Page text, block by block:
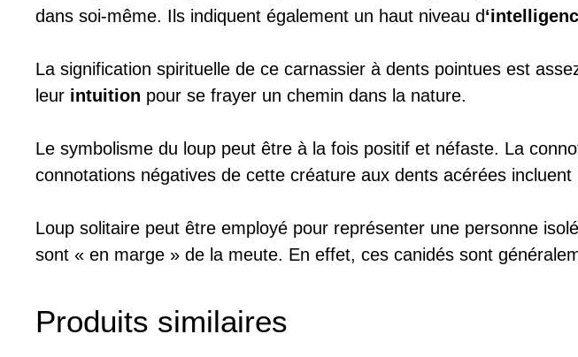
dans soi-même. Ils indiquent également un haut niveau d
La signification spirituelle de ce carnassier à dents pointues est
leur intuition pour se frayer un chemin dans la nature.
Le symbolisme du loup peut être à la fois positif et néfaste. La
connotations négatives de cette créature aux dents acérées incluent
Loup solitaire peut être employé pour représenter une personne
sont « en marge » de la meute. En effet, ces canidés sont
Produits similaires